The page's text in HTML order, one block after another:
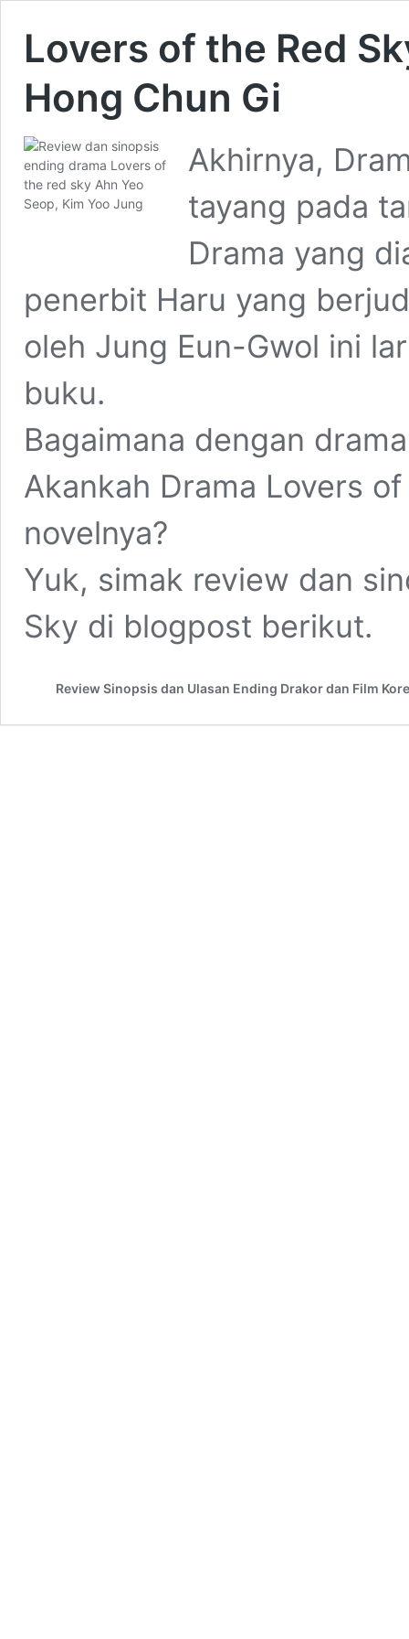
Lovers of the Red
Hong Chun Gi
Akhirnya,
tayang pada
Drama yang
penerbit Haru yang
oleh Jung Eun-Gwol ini
buku.
Bagaimana dengan
Akankah Drama Lovers
novelnya?
Yuk, simak review dan
Sky di blogpost berikut.
Review Sinopsis dan Ulasan Ending Drakor dan Film